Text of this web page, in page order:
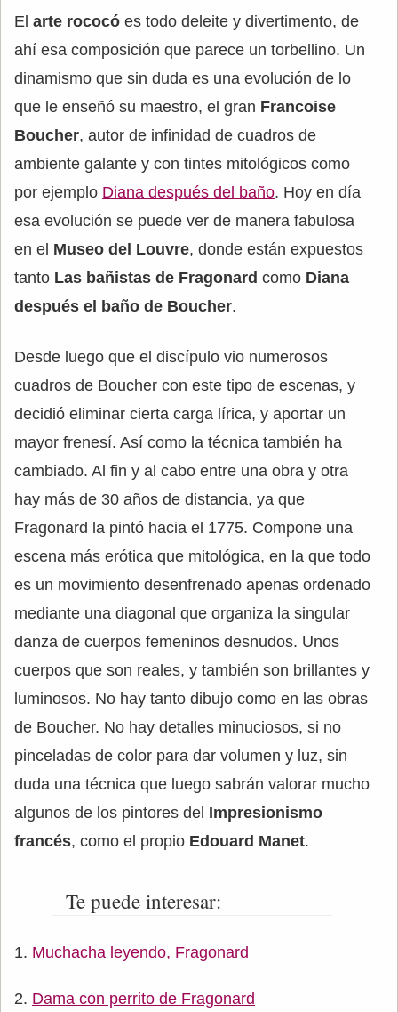
El arte rococó es todo deleite y divertimento, de
ahí esa composición que parece un torbellino. Un
dinamismo que sin duda es una evolución de lo
que le enseñó su maestro, el gran Francoise
Boucher, autor de infinidad de cuadros de
ambiente galante y con tintes mitológicos como
por ejemplo Diana después del baño. Hoy en día
esa evolución se puede ver de manera fabulosa
en el Museo del Louvre, donde están expuestos
tanto Las bañistas de Fragonard como Diana
después el baño de Boucher.
Desde luego que el discípulo vio numerosos
cuadros de Boucher con este tipo de escenas, y
decidió eliminar cierta carga lírica, y aportar un
mayor frenesí. Así como la técnica también ha
cambiado. Al fin y al cabo entre una obra y otra
hay más de 30 años de distancia, ya que
Fragonard la pintó hacia el 1775. Compone una
escena más erótica que mitológica, en la que todo
es un movimiento desenfrenado apenas ordenado
mediante una diagonal que organiza la singular
danza de cuerpos femeninos desnudos. Unos
cuerpos que son reales, y también son brillantes y
luminosos. No hay tanto dibujo como en las obras
de Boucher. No hay detalles minuciosos, si no
pinceladas de color para dar volumen y luz, sin
duda una técnica que luego sabrán valorar mucho
algunos de los pintores del Impresionismo
francés, como el propio Edouard Manet.
Te puede interesar:
Muchacha leyendo, Fragonard
Dama con perrito de Fragonard